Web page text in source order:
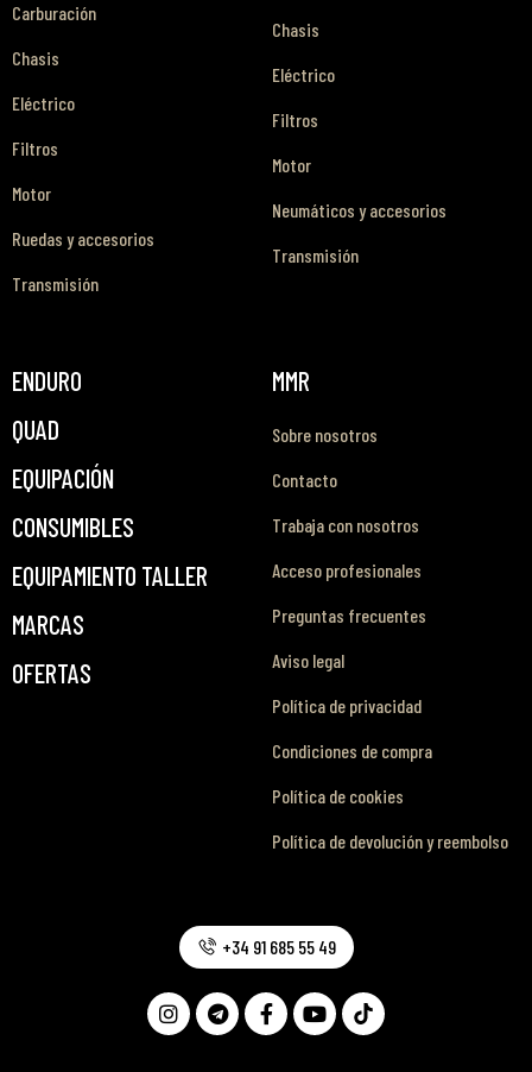
Carburación
Chasis
Eléctrico
Filtros
Motor
Ruedas y accesorios
Transmisión
Chasis
Eléctrico
Filtros
Motor
Neumáticos y accesorios
Transmisión
ENDURO
QUAD
EQUIPACIÓN
CONSUMIBLES
EQUIPAMIENTO TALLER
MARCAS
OFERTAS
MMR
Sobre nosotros
Contacto
Trabaja con nosotros
Acceso profesionales
Preguntas frecuentes
Aviso legal
Política de privacidad
Condiciones de compra
Política de cookies
Política de devolución y reembolso
+34 91 685 55 49